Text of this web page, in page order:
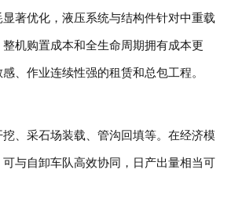
著优化，液压系统与结构件针对中重载
机购置成本和全生命周期拥有成本更
、作业连续性强的租赁和总包工程。
、采石场装载、管沟回填等。在经济模
与自卸车队高效协同，日产出量相当可